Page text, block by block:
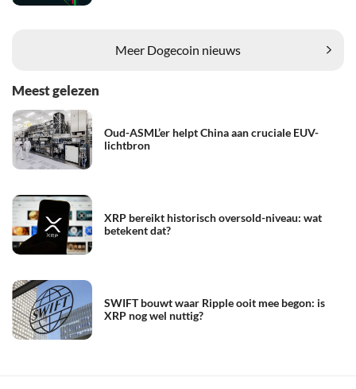
Meer Dogecoin nieuws
Meest gelezen
Oud-ASML’er helpt China aan cruciale EUV-
lichtbron
XRP bereikt historisch oversold-niveau: wat
betekent dat?
SWIFT bouwt waar Ripple ooit mee begon: is
XRP nog wel nuttig?